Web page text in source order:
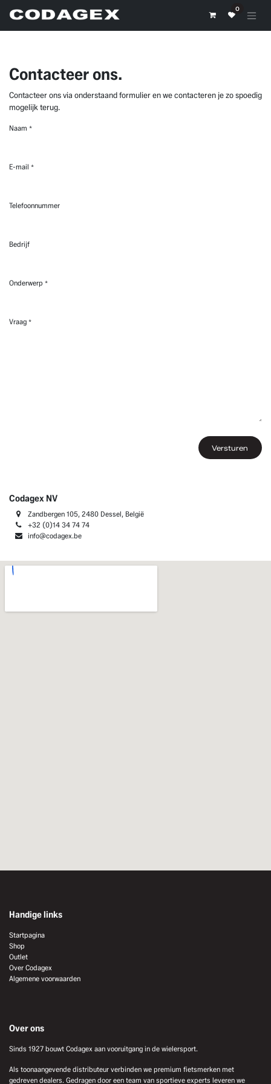
0
Contacteer ons.
Contacteer ons via onderstaand formulier en we contacteren je zo spoedig
mogelijk terug.
Naam *
E-mail *
Telefoonnummer
Bedrijf
Onderwerp *
Vraag *
​​​Versturen
Codagex NV
Zandbergen 105, 2480 Dessel, België
+32 (0)14 34 74 74​
info@codagex.be
Handige links
Startpagina
Shop
Outlet
Over Codagex
Algemene voorwaarden
Over ons
Sinds 1927 bouwt Codagex aan vooruitgang in de wielersport.
Als toonaangevende distributeur verbinden we premium fietsmerken met
gedreven dealers. Gedragen door een team van sportieve experts leveren we